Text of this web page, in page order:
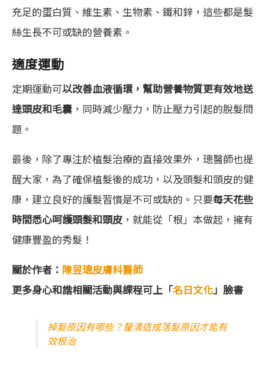
充足的蛋白質、維生素、生物素、鐵和鋅，這些都是髮
絲生長不可或缺的營養素。
適度運動
定期運動可以改善血液循環，幫助營養物質更有效地送
達頭皮和毛囊 ，同時減少壓力，防止壓力引起的脫髮問
題。
最後，除了專注於植髮治療的直接效果外，璁醫師也提
醒大家，為了確保植髮後的成功，以及頭髮和頭皮的健
康，建立良好的護髮習慣是不可或缺的。只要每天花些
時間悉心呵護頭髮和頭皮 ，就能從「根」本做起，擁有
健康豐盈的秀髮！
關於作者： 陳昱璁皮膚科醫師
更多身心和諧相關活動與課程可上「名日文化」臉書
掉髮原因有哪些？釐清造成落髮原因才能有
效根治